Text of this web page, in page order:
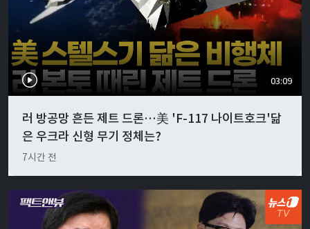
03:09
러 방공망 흔든 제트 드론…美 'F-117 나이트호크'닮
은 우크라 신형 무기 정체는?
7시간 전